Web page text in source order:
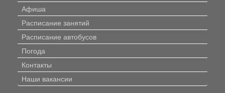
Афиша
Расписание занятий
Расписание автобусов
Погода
Контакты
Наши вакансии